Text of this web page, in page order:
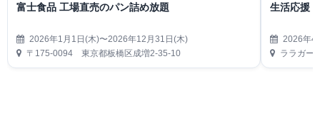
富士食品 工場直売のパン詰め放題
2026年1月1日(木)〜2026年12月31日(木)
〒175-0094 東京都板橋区成増2-35-10
生活応援
2026年4
ララガー